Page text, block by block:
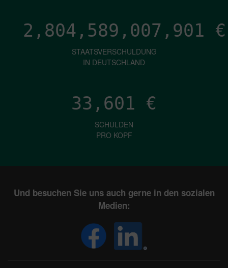
2,804,589,010,369 €
STAATSVERSCHULDUNG
IN DEUTSCHLAND
33,601 €
SCHULDEN
PRO KOPF
Und besuchen Sie uns auch gerne in den sozialen
Medien: